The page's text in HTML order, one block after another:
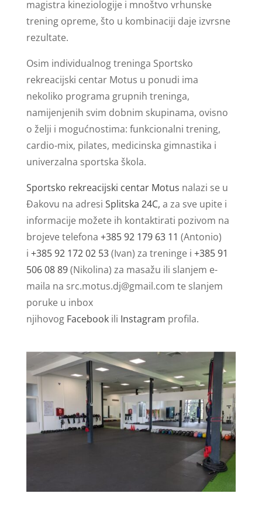
magistra kineziologije i mnoštvo vrhunske
trening opreme, što u kombinaciji daje izvrsne
rezultate.
Osim individualnog treninga Sportsko
rekreacijski centar Motus u ponudi ima
nekoliko programa grupnih treninga,
namijenjenih svim dobnim skupinama, ovisno
o želji i mogućnostima: funkcionalni trening,
cardio-mix, pilates, medicinska gimnastika i
univerzalna sportska škola.
Sportsko rekreacijski centar Motus nalazi se u
Đakovu na adresi Splitska 24C, a za sve upite i
informacije možete ih kontaktirati pozivom na
brojeve telefona +385 92 179 63 11 (Antonio)
i +385 92 172 02 53(Ivan) za treninge i +385 91
506 08 89(Nikolina) za masažu ili slanjem e-
maila na src.motus.dj@gmail.com te slanjem
poruke u inbox
njihovog Facebookili Instagram profila.